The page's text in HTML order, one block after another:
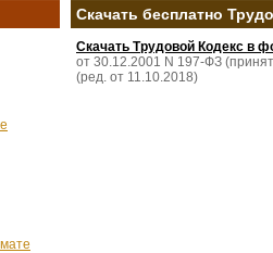
Скачать бесплатно
Скачать Трудовой Кодекс в
от 30.12.2001 N 197-ФЗ
(ред. от 11.10.2018)